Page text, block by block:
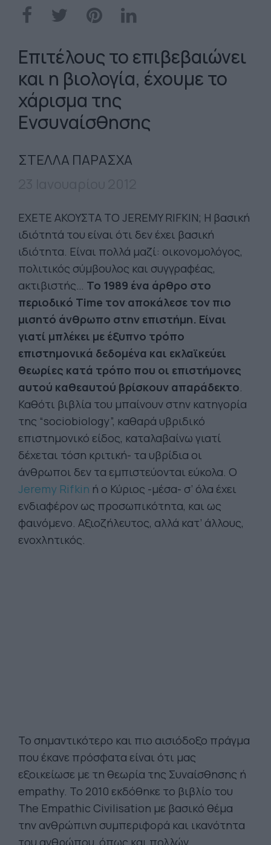
Επιτέλους το επιβεβαιώνει
και η βιολογία, έχουμε το
χάρισμα της
Ενσυναίσθησης
ΣΤΕΛΛΑ ΠΑΡΑΣΧΑ
ΕΧΕΤΕ ΑΚΟΥΣΤΑ ΤΟ JEREMY RIFKIN; Η βασική
ιδιότητά του είναι ότι δεν έχει βασική
ιδιότητα. Είναι πολλά μαζί: οικονομολόγος,
πολιτικός σύμβουλος και συγγραφέας,
ακτιβιστής… Το 1989 ένα άρθρο στο
περιοδικό Time τον αποκάλεσε τον πιο
μισητό άνθρωπο στην επιστήμη. Είναι
γιατί μπλέκει με έξυπνο τρόπο
επιστημονικά δεδομένα και εκλαϊκεύει
θεωρίες κατά τρόπο που οι επιστήμονες
αυτού καθεαυτού βρίσκουν απαράδεκτο.
Καθότι βιβλία του μπαίνουν στην κατηγορία
της “sociobiology”, καθαρά υβριδικό
επιστημονικό είδος, καταλαβαίνω γιατί
δέχεται τόση κριτική- τα υβρίδια οι
άνθρωποι δεν τα εμπιστεύονται εύκολα. Ο
Jeremy Rifkin ή ο Κύριος -μέσα- σ’ όλα έχει
ενδιαφέρον ως προσωπικότητα, και ως
φαινόμενο. Αξιοζήλευτος, αλλά κατ’ άλλους,
ενοχλητικός.
Το σημαντικότερο και πιο αισιόδοξο πράγμα
που έκανε πρόσφατα είναι ότι μας
εξοικείωσε με τη θεωρία της Συναίσθησης ή
empathy. Το 2010 εκδόθηκε το βιβλίο του
The Empathic Civilisation με βασικό θέμα
την ανθρώπινη συμπεριφορά και ικανότητα
του ανθρώπου, όπως και πολλών